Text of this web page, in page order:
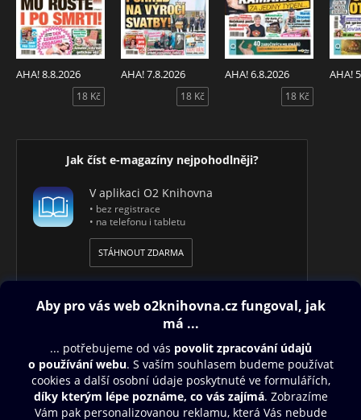
AHA! 8.8.2026
18 Kč
AHA! 7.8.2026
18 Kč
AHA! 6.8.2026
18 Kč
AHA!
Jak číst e-magazíny nejpohodlněji?
V aplikaci O2 Knihovna
• bez registrace
• na telefonu i tabletu
STÁHNOUT ZDARMA
Obsah ke stažení
Moje O2 Knihovna